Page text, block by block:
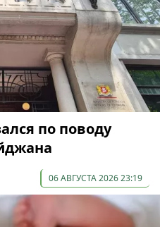
по поводу
06 АВГУСТА 2026 23:19